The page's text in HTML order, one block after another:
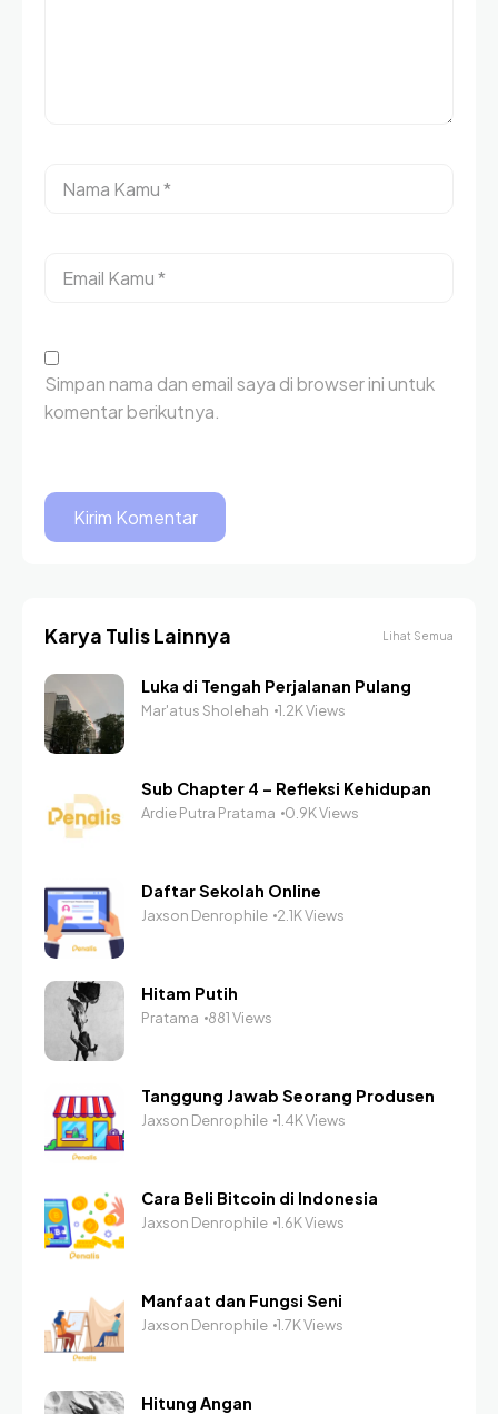
Simpan nama dan email saya di browser ini untuk
komentar berikutnya.
Karya Tulis Lainnya Lihat Semua
Luka di Tengah Perjalanan Pulang
Mar'atus Sholehah 1.2K Views
Sub Chapter 4 – Refleksi Kehidupan
Ardie Putra Pratama 0.9K Views
Daftar Sekolah Online
Jaxson Denrophile 2.1K Views
Hitam Putih
Pratama 881 Views
Tanggung Jawab Seorang Produsen
Jaxson Denrophile 1.4K Views
Cara Beli Bitcoin di Indonesia
Jaxson Denrophile 1.6K Views
Manfaat dan Fungsi Seni
Jaxson Denrophile 1.7K Views
Hitung Angan